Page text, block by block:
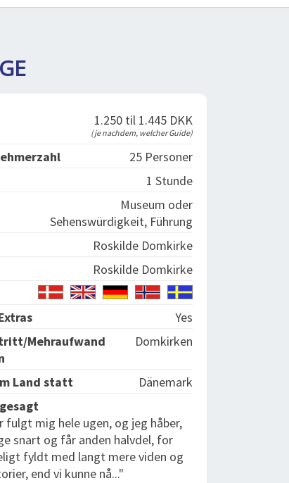
1.250 til 1.445 DKK
(je nachdem, welcher Guide)
25 Personer
1 Stunde
Museum oder
Sehenswürdigkeit, Führung
Roskilde Domkirke
Roskilde Domkirke
Yes
Mehraufwand
Domkirken
Land statt
Dänemark
fulgt mig hele ugen, og jeg håber,
snart og får anden halvdel, for
fyldt med langt mere viden og
end vi kunne nå..."